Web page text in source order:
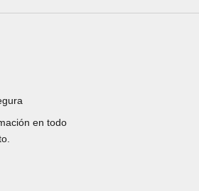
en todo